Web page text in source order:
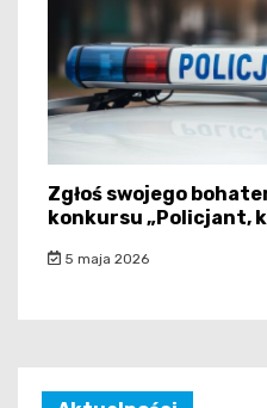
Zgłoś swojego
konkursu „Policjant,
5 maja 2026